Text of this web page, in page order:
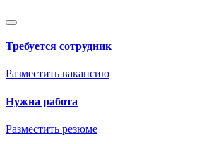
Требуется сотрудник
Разместить вакансию
Нужна работа
Разместить резюме